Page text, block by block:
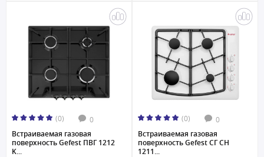
(0) 0
Встраиваемая газовая
поверхность Gefest ПВГ 1212
K...
(0) 0
Встраиваемая газовая
поверхность Gefest СГ СН
1211...